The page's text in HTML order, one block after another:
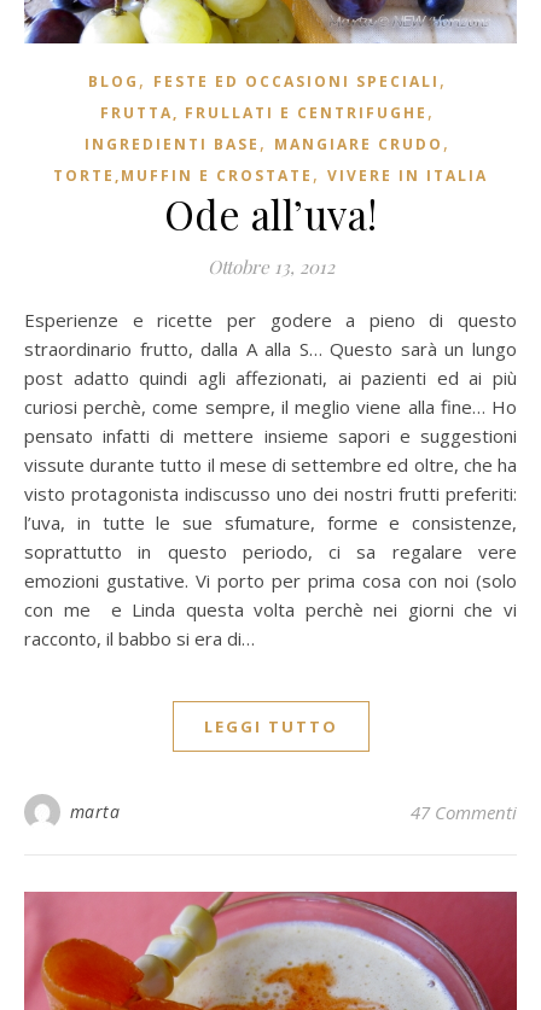
BLOG , FESTE ED OCCASIONI SPECIALI ,
FRUTTA, FRULLATI E CENTRIFUGHE ,
INGREDIENTI BASE , MANGIARE CRUDO ,
TORTE,MUFFIN E CROSTATE , VIVERE IN ITALIA
Ode all’uva!
Ottobre 13, 2012
Esperienze e ricette per godere a pieno di questo
straordinario frutto, dalla A alla S… Questo sarà un lungo
post adatto quindi agli affezionati, ai pazienti ed ai più
curiosi perchè, come sempre, il meglio viene alla fine… Ho
pensato infatti di mettere insieme sapori e suggestioni
vissute durante tutto il mese di settembre ed oltre, che ha
visto protagonista indiscusso uno dei nostri frutti preferiti:
l’uva, in tutte le sue sfumature, forme e consistenze,
soprattutto in questo periodo, ci sa regalare vere
emozioni gustative. Vi porto per prima cosa con noi (solo
con me e Linda questa volta perchè nei giorni che vi
racconto, il babbo si era di…
LEGGI TUTTO
marta 47 Commenti